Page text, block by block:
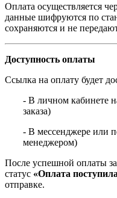
Оплата осуществляется
данные шифруются по
сохраняются и не
Доступность оплаты
Ссылка на оплату будет
- В личном кабинете
заказа)
- В мессенджере или
менеджером)
После успешной оплаты
статус «Оплата
отправке.